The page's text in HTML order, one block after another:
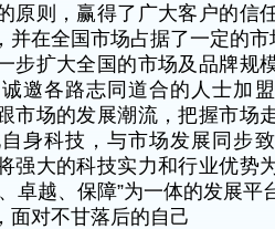
原则，赢得了广大客户的信
并在全国市场占据了一定的市
步扩大全国的市场及品牌规
邀各路志同道合的人士加
市场的发展潮流，把握市场
身科技，与市场发展同步
强大的科技实力和行业优势
卓越、保障”为一体的发展平
面对不甘落后的自己